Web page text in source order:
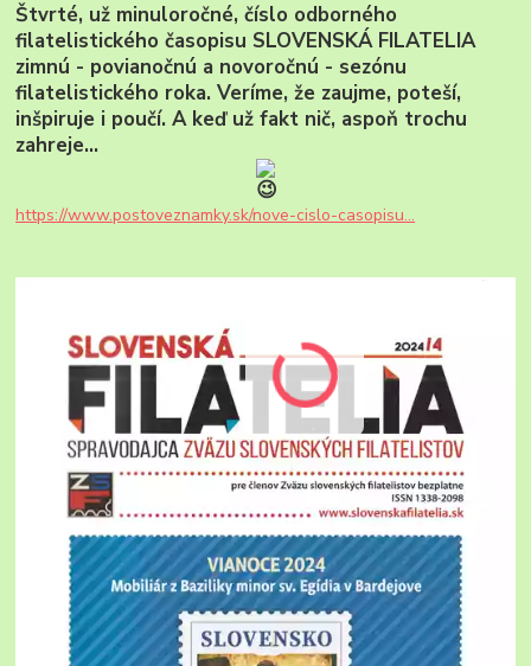
Štvrté, už minuloročné, číslo odborného
filatelistického časopisu SLOVENSKÁ FILATELIA
zimnú - povianočnú a novoročnú - sezónu
filatelistického roka. Veríme, že zaujme, poteší,
inšpiruje i poučí. A keď už fakt nič, aspoň trochu
zahreje...
https://www.postoveznamky.sk/nove-cislo-casopisu...